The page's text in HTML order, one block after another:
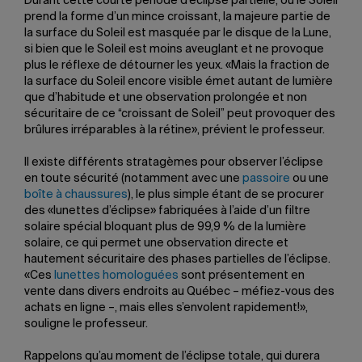
prend la forme d’un mince croissant, la majeure partie de
la surface du Soleil est masquée par le disque de la Lune,
si bien que le Soleil est moins aveuglant et ne provoque
plus le réflexe de détourner les yeux. «Mais la fraction de
la surface du Soleil encore visible émet autant de lumière
que d’habitude et une observation prolongée et non
sécuritaire de ce “croissant de Soleil” peut provoquer des
brûlures irréparables à la rétine», prévient le professeur.
Il existe différents stratagèmes pour observer l’éclipse
en toute sécurité (notamment avec une passoire ou une
boîte à chaussures), le plus simple étant de se procurer
des «lunettes d’éclipse» fabriquées à l’aide d’un filtre
solaire spécial bloquant plus de 99,9 % de la lumière
solaire, ce qui permet une observation directe et
hautement sécuritaire des phases partielles de l’éclipse.
«Ces lunettes homologuées sont présentement en
vente dans divers endroits au Québec – méfiez-vous des
achats en ligne –, mais elles s’envolent rapidement!»,
souligne le professeur.
Rappelons qu’au moment de l’éclipse totale, qui durera